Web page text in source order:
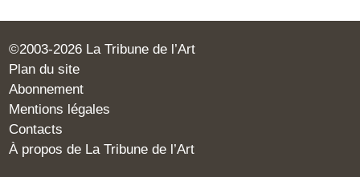
©2003-2026 La Tribune de l’Art
Plan du site
Abonnement
Mentions légales
Contacts
À propos de La Tribune de l’Art